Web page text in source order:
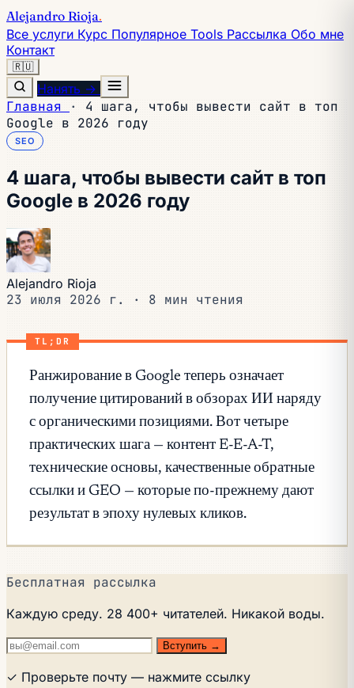
Alejandro Rioja.
Все услуги Курс Популярное Tools Рассылка Обо мне
Контакт
🇷🇺
Нанять →
Главная ·
4 шага, чтобы вывести сайт в топ
Google в 2026 году
SEO
4 шага, чтобы вывести сайт в топ
Google в 2026 году
Alejandro Rioja
23 июля 2026 г. · 8 мин чтения
TL;DR
Ранжирование в Google теперь означает
получение цитирований в обзорах ИИ наряду
с органическими позициями. Вот четыре
практических шага — контент E-E-A-T,
технические основы, качественные обратные
ссылки и GEO — которые по-прежнему дают
результат в эпоху нулевых кликов.
Бесплатная рассылка
Каждую среду. 28 400+ читателей. Никакой воды.
Вступить →
✓ Проверьте почту — нажмите ссылку